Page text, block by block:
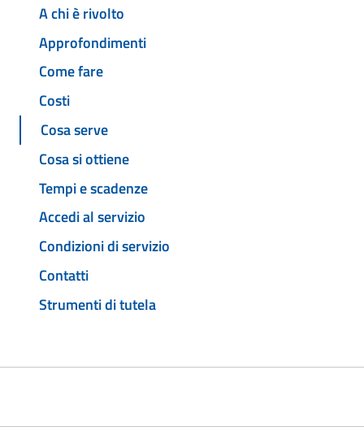
A chi è rivolto
Approfondimenti
Come fare
Costi
Cosa serve
Cosa si ottiene
Tempi e scadenze
Accedi al servizio
Condizioni di servizio
Contatti
Strumenti di tutela